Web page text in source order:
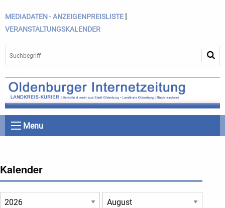
MEDIADATEN - ANZEIGENPREISLISTE |
VERANSTALTUNGSKALENDER
Menu
Kalender